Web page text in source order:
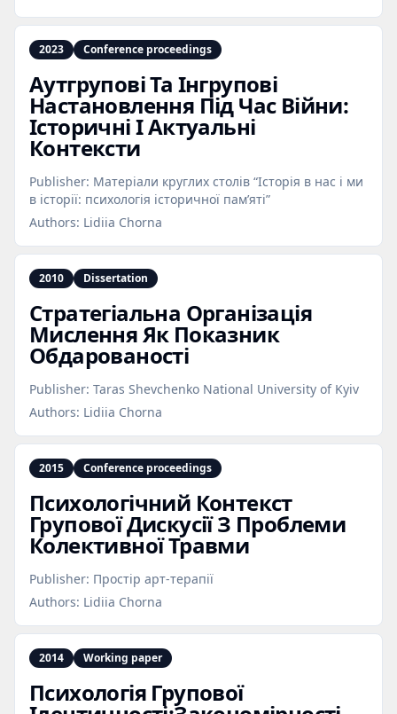
2023 Conference proceedings
Аутгрупові Та Інгрупові
Настановлення Під Час Війни:
Історичні І Актуальні
Контексти
Publisher: Матеріали круглих столів “Історія в нас і ми
в історії: психологія історичної пам’яті”
Authors: Lidiia Chorna
2010 Dissertation
Стратегіальна Організація
Мислення Як Показник
Обдарованості
Publisher: Taras Shevchenko National University of Kyiv
Authors: Lidiia Chorna
2015 Conference proceedings
Психологічний Контекст
Групової Дискусії З Проблеми
Колективної Травми
Publisher: Простір арт-терапії
Authors: Lidiia Chorna
2014 Working paper
Психологія Групової